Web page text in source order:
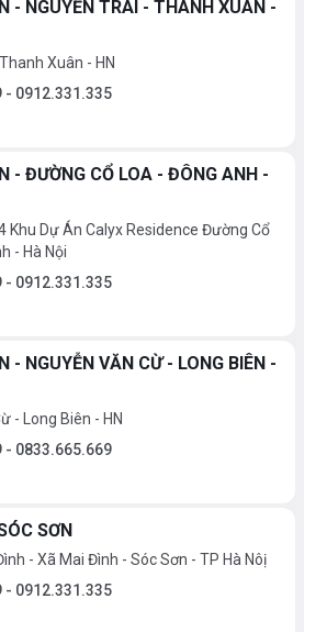
- NGUYỄN TRÃI - THANH XUÂN -
Xuân - HN
- 0912.331.335
- ĐƯỜNG CỔ LOA - ĐÔNG ANH -
Khu Dự Án Calyx Residence Đường Cổ
- Hà Nội
- 0912.331.335
- NGUYỄN VĂN CỪ - LONG BIÊN -
- Long Biên - HN
- 0833.665.669
SƠN
- Xã Mai Đình - Sóc Sơn - TP Hà Nôị
- 0912.331.335